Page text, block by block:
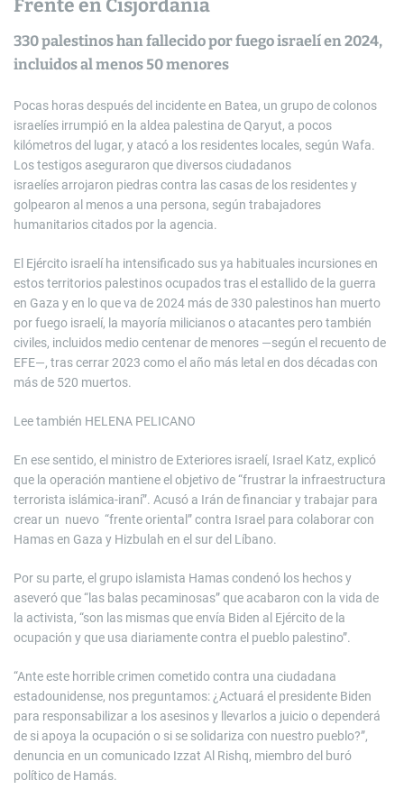
Frente en Cisjordania
330 palestinos han fallecido por fuego israelí en 2024,
incluidos al menos 50 menores
Pocas horas después del incidente en Batea, un grupo de colonos
israelíes irrumpió en la aldea palestina de Qaryut, a pocos
kilómetros del lugar, y atacó a los residentes locales, según Wafa.
Los testigos aseguraron que diversos ciudadanos
israelíes arrojaron piedras contra las casas de los residentes y
golpearon al menos a una persona, según trabajadores
humanitarios citados por la agencia.
El Ejército israelí ha intensificado sus ya habituales incursiones en
estos territorios palestinos ocupados tras el estallido de la guerra
en Gaza y en lo que va de 2024 más de 330 palestinos han muerto
por fuego israelí, la mayoría milicianos o atacantes pero también
civiles, incluidos medio centenar de menores —según el recuento de
EFE—, tras cerrar 2023 como el año más letal en dos décadas con
más de 520 muertos.
Lee también HELENA PELICANO
En ese sentido, el ministro de Exteriores israelí, Israel Katz, explicó
que la operación mantiene el objetivo de “frustrar la infraestructura
terrorista islámica-iraní”. Acusó a Irán de financiar y trabajar para
crear un nuevo “frente oriental” contra Israel para colaborar con
Hamas en Gaza y Hizbulah en el sur del Líbano.
Por su parte, el grupo islamista Hamas condenó los hechos y
aseveró que “las balas pecaminosas” que acabaron con la vida de
la activista, “son las mismas que envía Biden al Ejército de la
ocupación y que usa diariamente contra el pueblo palestino”.
“Ante este horrible crimen cometido contra una ciudadana
estadounidense, nos preguntamos: ¿Actuará el presidente Biden
para responsabilizar a los asesinos y llevarlos a juicio o dependerá
de si apoya la ocupación o si se solidariza con nuestro pueblo?”,
denuncia en un comunicado Izzat Al Rishq, miembro del buró
político de Hamás.